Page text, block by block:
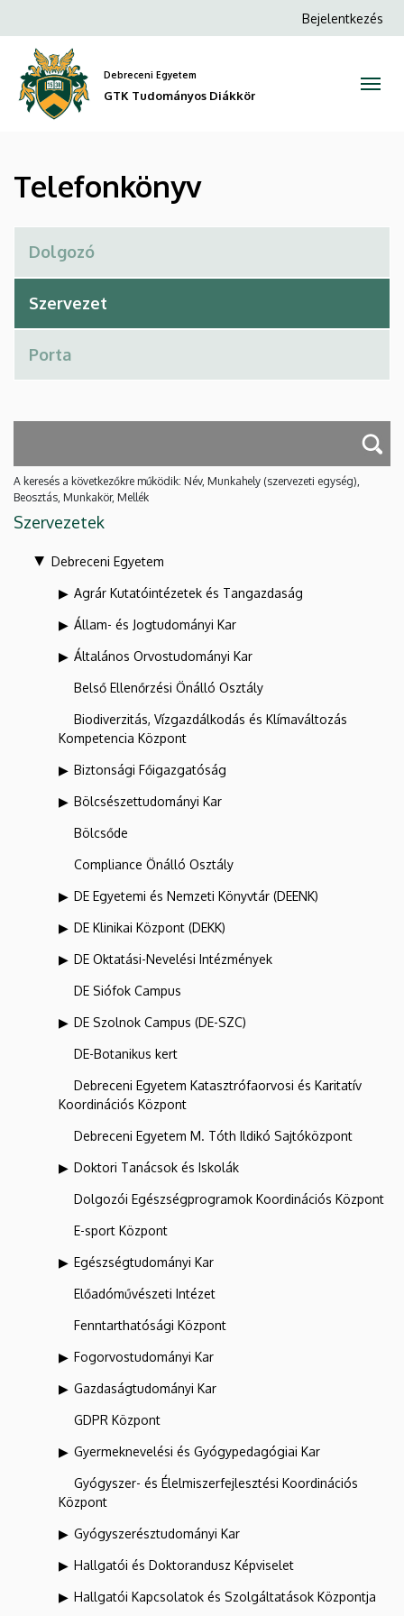
GTK
Tudományos
Diákkör
a
tartalomra
Anonim
Bejelentkezés
Debreceni Egyetem
GTK Tudományos Diákkör
Telefonkönyv
A keresés a következőkre működik: Név, Munkahely (szervezeti egység),
Beosztás, Munkakör, Mellék
Szervezetek
Debreceni Egyetem
Agrár Kutatóintézetek és Tangazdaság
Állam- és Jogtudományi Kar
Általános Orvostudományi Kar
Belső Ellenőrzési Önálló Osztály
Biodiverzitás, Vízgazdálkodás és Klímaváltozás
Kompetencia Központ
Biztonsági Főigazgatóság
Bölcsészettudományi Kar
Bölcsőde
Compliance Önálló Osztály
DE Egyetemi és Nemzeti Könyvtár (DEENK)
DE Klinikai Központ (DEKK)
DE Oktatási-Nevelési Intézmények
DE Siófok Campus
DE Szolnok Campus (DE-SZC)
DE-Botanikus kert
Debreceni Egyetem Katasztrófaorvosi és Karitatív
Koordinációs Központ
Debreceni Egyetem M. Tóth Ildikó Sajtóközpont
Doktori Tanácsok és Iskolák
Dolgozói Egészségprogramok Koordinációs Központ
E-sport Központ
Egészségtudományi Kar
Előadóművészeti Intézet
Fenntarthatósági Központ
Fogorvostudományi Kar
Gazdaságtudományi Kar
GDPR Központ
Gyermeknevelési és Gyógypedagógiai Kar
Gyógyszer- és Élelmiszerfejlesztési Koordinációs
Központ
Gyógyszerésztudományi Kar
Hallgatói és Doktorandusz Képviselet
Hallgatói Kapcsolatok és Szolgáltatások Központja